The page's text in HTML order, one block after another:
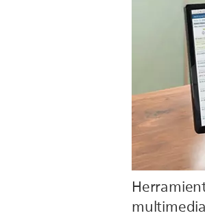
multimedia